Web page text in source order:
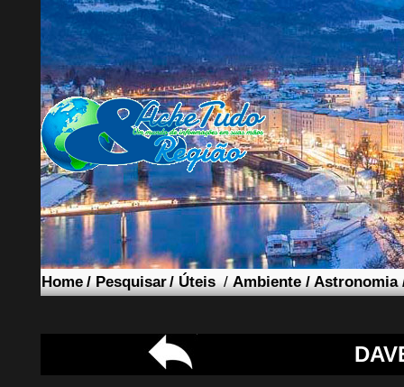
Home/Pesquisar/Úteis/Ambiente /Astronomia